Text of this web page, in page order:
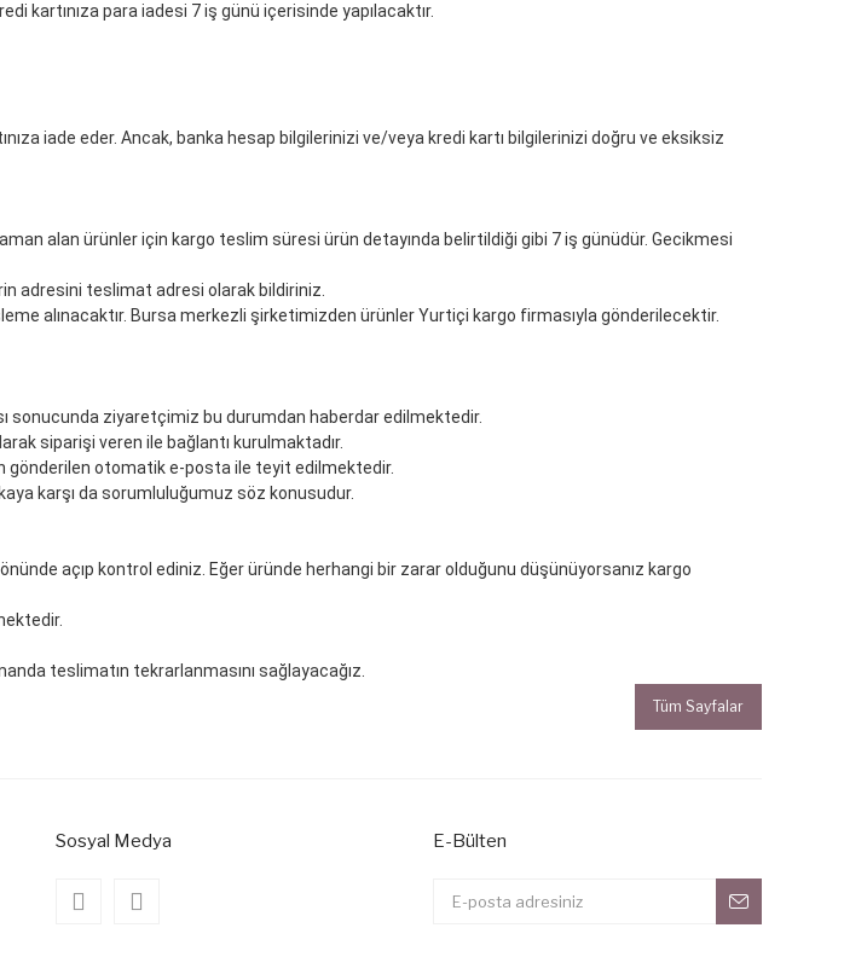
kartınıza para iadesi 7 iş günü içerisinde yapılacaktır.
iade eder. Ancak, banka hesap bilgilerinizi ve/veya kredi kartı bilgilerinizi doğru ve eksiksiz
alan ürünler için kargo teslim süresi ürün detayında belirtildiği gibi 7 iş günüdür. Gecikmesi
adresini teslimat adresi olarak bildiriniz.
alınacaktır. Bursa merkezli şirketimizden ürünler Yurtiçi kargo firmasıyla gönderilecektir.
ziyaretçimiz bu durumdan haberdar edilmektedir.
siparişi veren ile bağlantı kurulmaktadır.
gönderilen otomatik e-posta ile teyit edilmektedir.
karşı da sorumluluğumuz söz konusudur.
açıp kontrol ediniz. Eğer üründe herhangi bir zarar olduğunu düşünüyorsanız kargo
teslimatın tekrarlanmasını sağlayacağız.
Tüm Sayfalar
Sosyal Medya E-Bülten